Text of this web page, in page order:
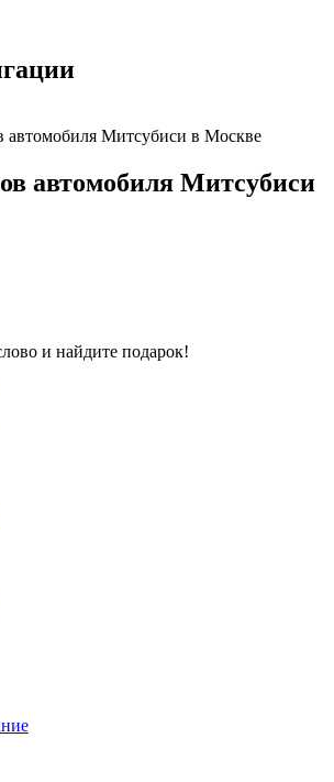
автомобиля Митсубиси в Москве
автомобиля Митсубиси
и найдите подарок!